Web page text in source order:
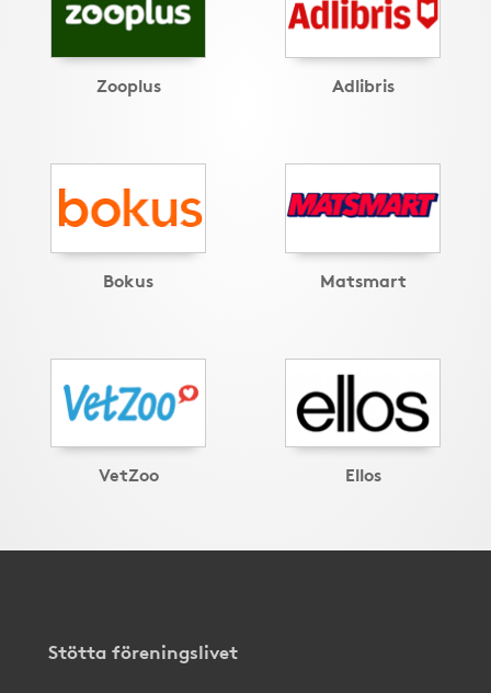
Zooplus Adlibris
Bokus Matsmart
VetZoo Ellos
Stötta föreningslivet